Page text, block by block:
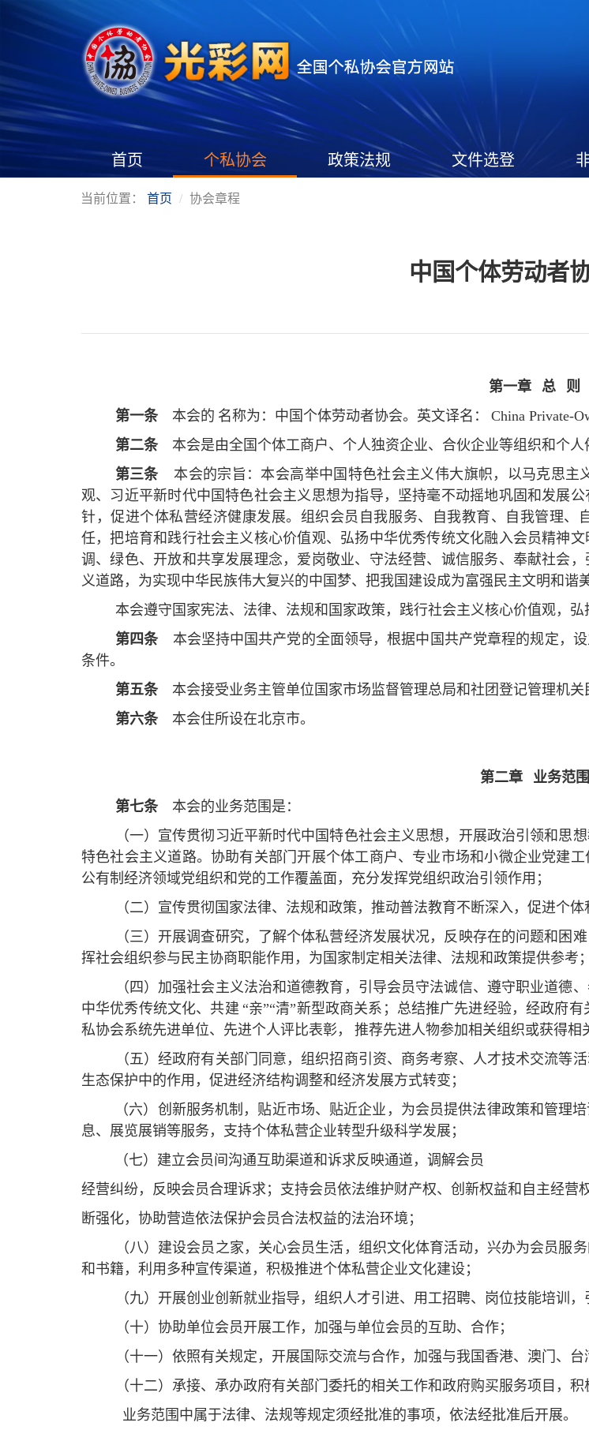
首页 个私协会 政策法规 文件选登
当前位置： 首页 协会章程
中国个体劳动者
第一章 总
则
第一条
本会的 名称为：中国个体劳动者协会。英文译名： China Private-
第二条
本会是由全国个体工商户、个人独资企业、合伙企业等组织和个
第三条
本会的宗旨：本会高举中国特色社会主义伟大旗帜，以马克思主
观、习近平新时代中国特色社会主义思想为指导，坚持毫不动摇地巩固和发展
针，促进个体私营经济健康发展。组织会员自我服务、自我教育、自我管理
任，把培育和践行社会主义核心价值观、弘扬中华优秀传统文化融入会员精神
调、绿色、开放和共享发展理念，爱岗敬业、守法经营、诚信服务、奉献社会
义道路，为实现中华民族伟大复兴的中国梦、把我国建设成为富强民主文明和谐
本会遵守国家宪法、法律、法规和国家政策，践行社会主义核心价值观，
第四条
本会坚持中国共产党的全面领导，根据中国共产党章程的规定，
条件。
第五条
本会接受业务主管单位国家市场监督管理总局和社团登记管理机关
第六条
本会住所设在北京市。
第二章
业务范围
第七条
本会的业务范围是：
（一）宣传贯彻习近平新时代中国特色社会主义思想，开展政治引领和思
特色社会主义道路。协助有关部门开展个体工商户、专业市场和小微企业党建
公有制经济领域党组织和党的工作覆盖面，充分发挥党组织政治引领作用；
（二）宣传贯彻国家法律、法规和政策，推动普法教育不断深入，促进个体
（三）开展调查研究，了解个体私营经济发展状况，反映存在的问题和困
挥社会组织参与民主协商职能作用，为国家制定相关法律、法规和政策提供参考；
（四）加强社会主义法治和道德教育，引导会员守法诚信、遵守职业道德
中华优秀传统文化、共建 “亲”“清”新型政商关系；总结推广先进经验，经政府
私协会系统先进单位、先进个人评比表彰，
推荐先进人物参加相关组织或获得相
（五）经政府有关部门同意，组织招商引资、商务考察、人才技术交流等
生态保护中的作用，促进经济结构调整和经济发展方式转变；
（六）创新服务机制，贴近市场、贴近企业，为会员提供法律政策和管理
息、展览展销等服务，支持个体私营企业转型升级科学发展；
（七）建立会员间沟通互助渠道和诉求反映通道，调解会员
经营纠纷，反映会员合理诉求；支持会员依法维护财产权、创新权益和自主经营
断强化，协助营造依法保护会员合法权益的法治环境；
（八）建设会员之家，关心会员生活，组织文化体育活动，兴办为会员服
和书籍，利用多种宣传渠道，积极推进个体私营企业文化建设；
（九）开展创业创新就业指导，组织人才引进、用工招聘、岗位技能培训，
（十）协助单位会员开展工作，加强与单位会员的互助、合作；
（十一）依照有关规定，开展国际交流与合作，加强与我国香港、澳门、
（十二）承接、承办政府有关部门委托的相关工作和政府购买服务项目，
业务范围中属于法律、法规等规定须经批准的事项，依法经批准后开展。